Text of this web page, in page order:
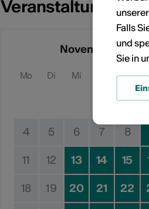
November 2024
Mo Di Mi Fr
1
4 5 6 7 8
11 12 13 14 15
18 19 20 21 22
Falls
und
Sie in